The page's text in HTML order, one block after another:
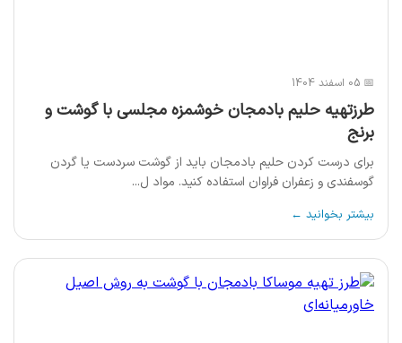
📅 05 اسفند 1404
طرزتهیه حلیم بادمجان خوشمزه مجلسی با گوشت و
برنج
برای درست کردن حلیم بادمجان باید از گوشت سردست یا گردن
گوسفندی و زعفران فراوان استفاده کنید. مواد ل...
بیشتر بخوانید ←